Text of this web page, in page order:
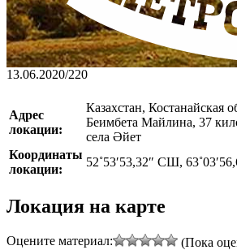
13.06.2020/220
Адрес
локации:
Казахстан, Костанайская
Беимбета Майлина, 37
села Әйет
Координаты
локации:
52˚53′53,32″ СШ,
Локация на карте
Оцените материал: (Пока